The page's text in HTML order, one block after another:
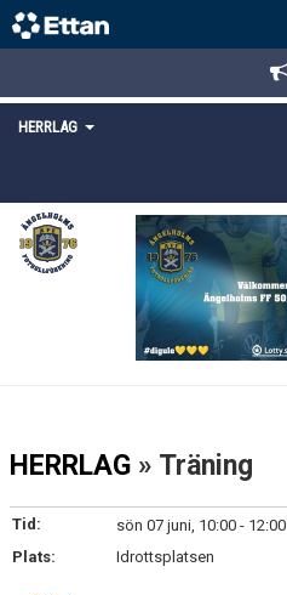
HERRLAG
HEM
TRUPPEN
HERRLAG » Träning
Tid:
sön 07 juni, 10:00 - 12:00
Plats:
Idrottsplatsen